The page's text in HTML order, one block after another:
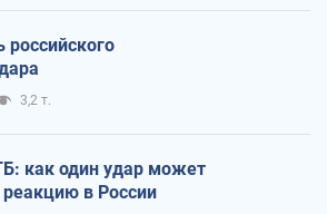
российского
3,2 т.
как один удар может
в России